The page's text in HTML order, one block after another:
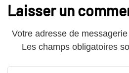
Laisser un
Votre adresse de
Les champs obligatoires